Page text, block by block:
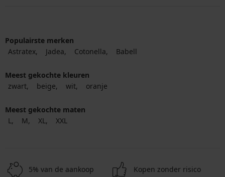
Populairste merken
Astratex
Jadea Cotonella Babell
Meest gekochte kleuren
zwart
beige wit oranje
Meest gekochte maten
L
M XL XXL
5% van de aankoop Kopen zonder risico